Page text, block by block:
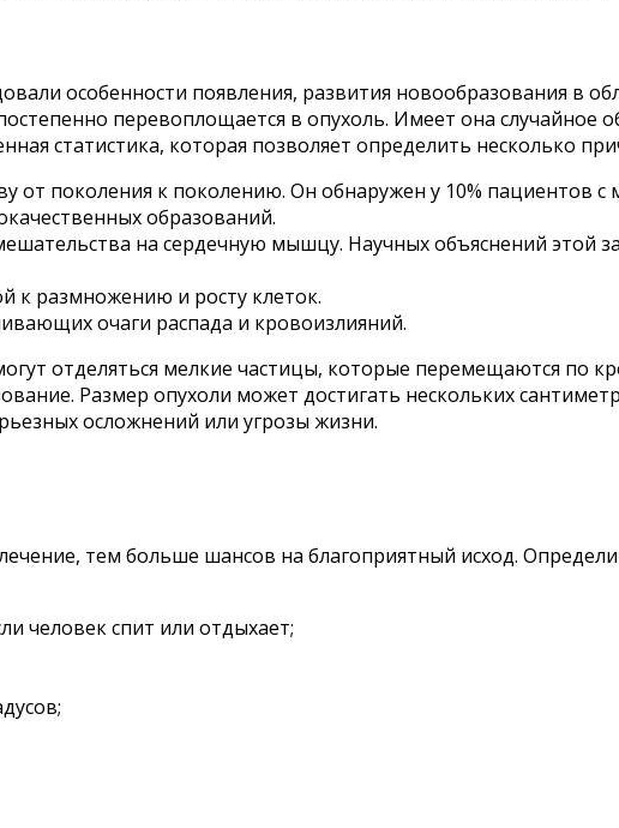
особенности появления, развития новообразования в
перевоплощается в опухоль. Имеет она случайное
статистика, которая позволяет определить несколько
от поколения к поколению. Он обнаружен у 10% пациентов
образований.
на сердечную мышцу. Научных объяснений этой
к размножению и росту клеток.
очаги распада и кровоизлияний.
отделяться мелкие частицы, которые перемещаются по
Размер опухоли может достигать нескольких
осложнений или угрозы жизни.
тем больше шансов на благоприятный исход.
человек спит или отдыхает;